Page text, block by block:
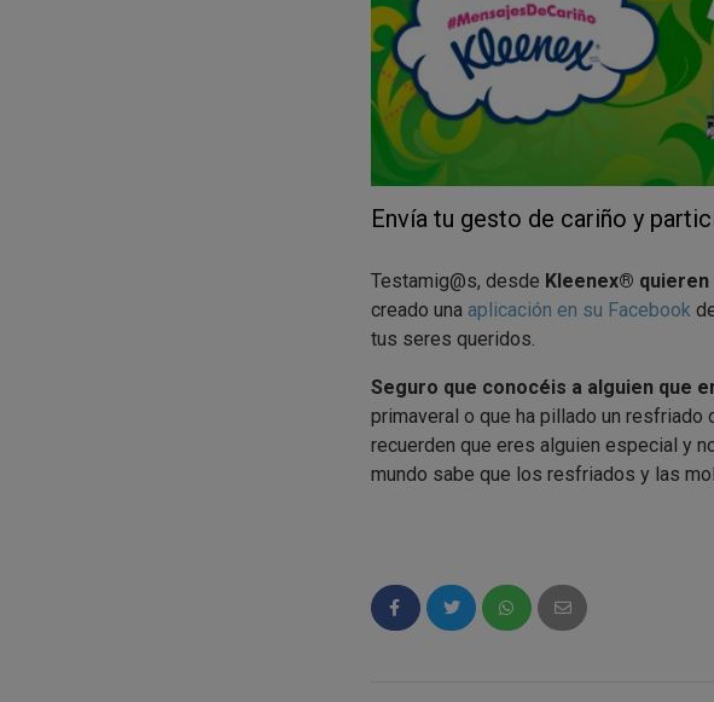
Envía tu gesto de cariño y
Testamig@s, desde Kleenex®
creado una aplicación en su Facebook
tus seres queridos.
Seguro que conocéis a alguien que
primaveral o que ha pillado un resfriado
recuerden que eres alguien especial y
mundo sabe que los resfriados y las
foto-concurso de
hagas llegar ese mensaje especial
El método de participación es muy